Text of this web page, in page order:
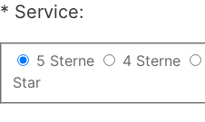
* Service:
5 Sterne 4 Sterne
Star